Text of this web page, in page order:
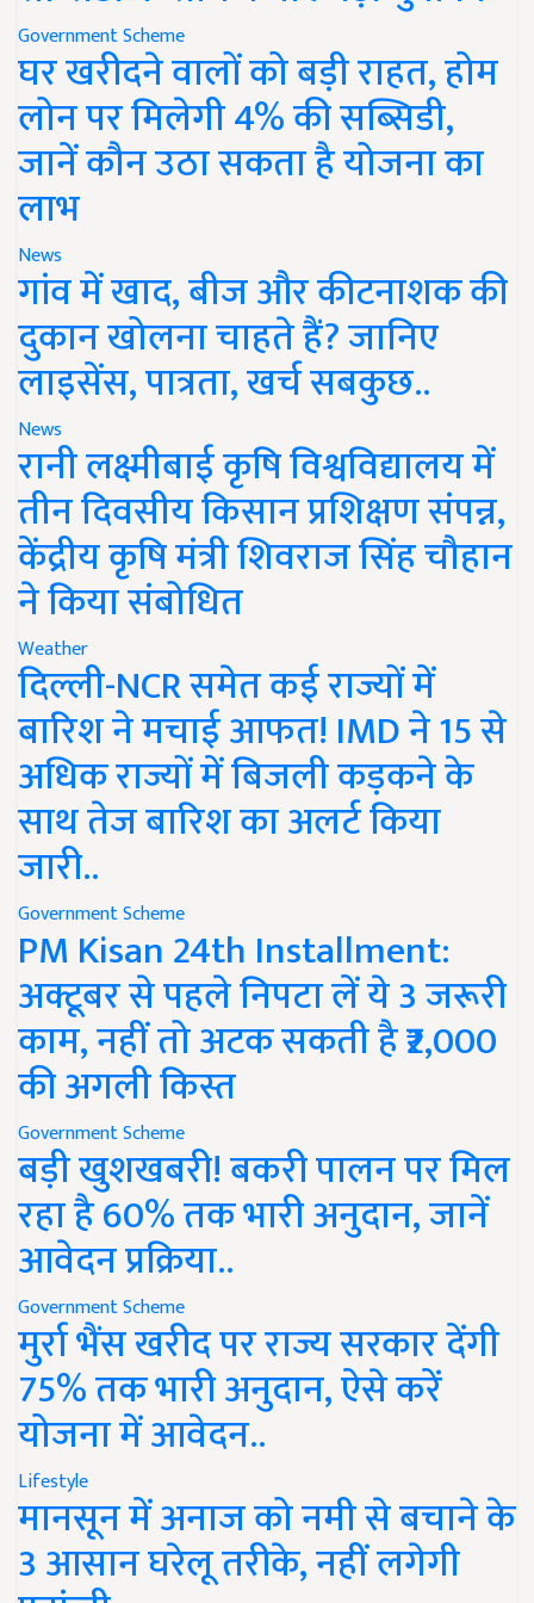
Government Scheme
घर खरीदने वालों को बड़ी राहत, होम
लोन पर मिलेगी 4% की सब्सिडी,
जानें कौन उठा सकता है योजना का
लाभ
News
गांव में खाद, बीज और कीटनाशक की
दुकान खोलना चाहते हैं? जानिए
लाइसेंस, पात्रता, खर्च सबकुछ..
News
रानी लक्ष्मीबाई कृषि विश्वविद्यालय में
तीन दिवसीय किसान प्रशिक्षण संपन्न,
केंद्रीय कृषि मंत्री शिवराज सिंह चौहान
ने किया संबोधित
Weather
दिल्ली-NCR समेत कई राज्यों में
बारिश ने मचाई आफत! IMD ने 15 से
अधिक राज्यों में बिजली कड़कने के
साथ तेज बारिश का अलर्ट किया
जारी..
Government Scheme
PM Kisan 24th Installment:
अक्टूबर से पहले निपटा लें ये 3 जरूरी
काम, नहीं तो अटक सकती है ₹2,000
की अगली किस्त
Government Scheme
बड़ी खुशखबरी! बकरी पालन पर मिल
रहा है 60% तक भारी अनुदान, जानें
आवेदन प्रक्रिया..
Government Scheme
मुर्रा भैंस खरीद पर राज्य सरकार देंगी
75% तक भारी अनुदान, ऐसे करें
योजना में आवेदन..
Lifestyle
मानसून में अनाज को नमी से बचाने के
3 आसान घरेलू तरीके, नहीं लगेगी